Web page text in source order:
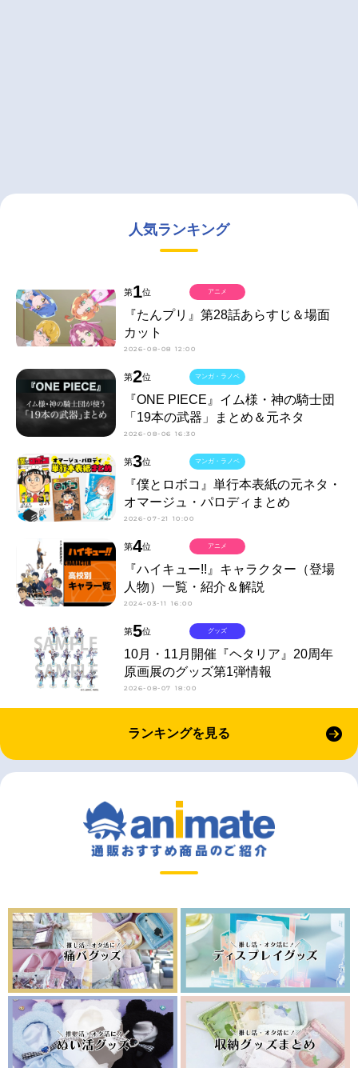
人気ランキング
第1位
『たんプリ』第28話あらすじ＆場面
カット
2026-08-08 12:00
アニメ
第2位
『ONE PIECE』イム様・神の騎士団
「19本の武器」まとめ＆元ネタ
2026-08-06 16:30
マンガ・ラノベ
第3位
『僕とロボコ』単行本表紙の元ネタ・
オマージュ・パロディまとめ
2026-07-21 10:00
マンガ・ラノベ
第4位
『ハイキュー!!』キャラクター（登場
人物）一覧・紹介＆解説
2024-03-11 16:00
アニメ
第5位
10月・11月開催『ヘタリア』20周年
原画展のグッズ第1弾情報
2026-08-07 18:00
グッズ
ランキングを見る